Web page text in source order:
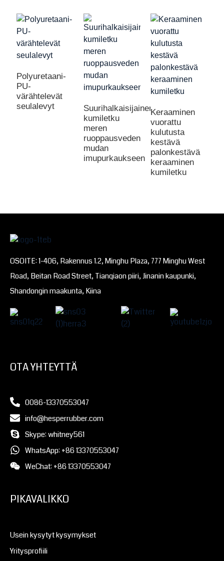
Polyuretaani-
PU-
värähtelevät
seulalevyt
Suurihalkaisijainen
kumiletku
meren
ruoppausveden
mudan
imupurkaukseen
Keraaminen
vuorattu
kulutusta
kestävä
palonkestävä
keraaminen
kumiletku
OSOITE: 1-406, Rakennus 1.2, Minghu Plaza, 777 Minghu West
Road, Beitan Road Street, Tianqiaon piiri, Jinanin kaupunki,
Shandongin maakunta, Kiina
OTA YHTEYTTÄ
0086-13370553047
info@hesperrubber.com
Skype: whitney561
WhatsApp: +86 13370553047
WeChat: +86 13370553047
PIKAVALIKKO
Usein kysytyt kysymykset
Yritysprofiili